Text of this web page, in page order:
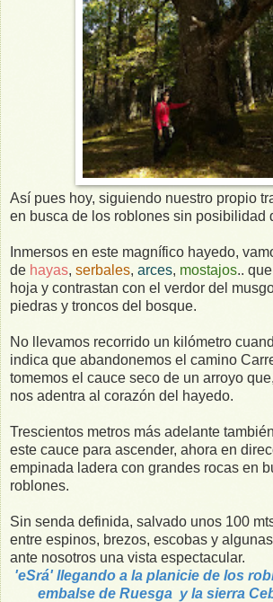
Así pues hoy, siguiendo nuestro propio
en busca de los roblones sin posibilidad
Inmersos en este magnífico hayedo,
de hayas, serbales, arces, mostajos..
hoja y contrastan con el verdor del
piedras y troncos del bosque.
No llevamos recorrido un kilómetro
indica que abandonemos el camino
tomemos el cauce seco de un arroyo
nos adentra al corazón del hayedo.
Trescientos metros más adelante
este cauce para ascender, ahora en
empinada ladera con grandes rocas en
roblones.
Sin senda definida, salvado unos 100
entre espinos, brezos, escobas y
ante nosotros una vista espectacular.
'eSrá' llegando a la planicie de los
embalse de Ruesga y la sierra